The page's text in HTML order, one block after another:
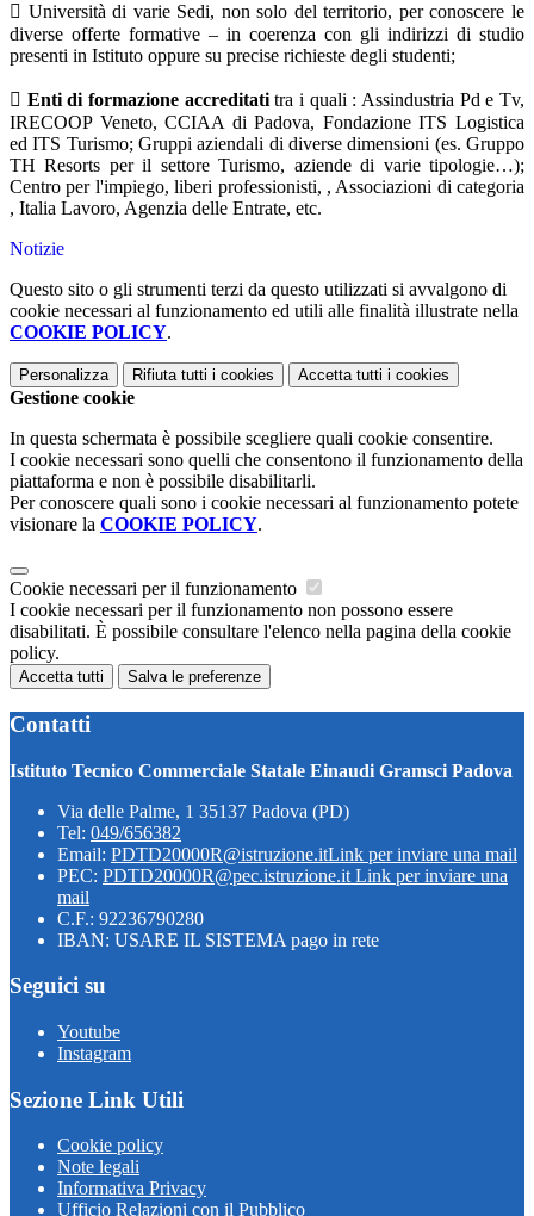
 Università di varie Sedi, non solo del territorio, per conoscere le
diverse offerte formative – in coerenza con gli indirizzi di studio
presenti in Istituto oppure su precise richieste degli studenti;
 Enti di formazione accreditatitra i quali : Assindustria Pd e Tv,
IRECOOP Veneto, CCIAA di Padova, Fondazione ITS Logistica
ed ITS Turismo; Gruppi aziendali di diverse dimensioni (es. Gruppo
TH Resorts per il settore Turismo, aziende di varie tipologie…);
Centro per l'impiego, liberi professionisti, , Associazioni di categoria
, Italia Lavoro, Agenzia delle Entrate, etc.
Notizie
Questo sito o gli strumenti terzi da questo utilizzati si avvalgono di
cookie necessari al funzionamento ed utili alle finalità illustrate nella
COOKIE POLICY.
Personalizza Rifiuta tutti i cookies Accetta tutti i cookies
Gestione cookie
In questa schermata è possibile scegliere quali cookie consentire.
I cookie necessari sono quelli che consentono il funzionamento della
piattaforma e non è possibile disabilitarli.
Per conoscere quali sono i cookie necessari al funzionamento potete
visionare la COOKIE POLICY.
Cookie necessari per il funzionamento
I cookie necessari per il funzionamento non possono essere
disabilitati. È possibile consultare l'elenco nella pagina della cookie
policy.
Accetta tutti Salva le preferenze
Contatti
Istituto Tecnico Commerciale Statale Einaudi Gramsci Padova
Via delle Palme, 1 35137 Padova (PD)
Tel: 049/656382
Email: PDTD20000R@istruzione.itLink per inviare una mail
PEC: PDTD20000R@pec.istruzione.it Link per inviare una
mail
C.F.: 92236790280
IBAN: USARE IL SISTEMA pago in rete
Seguici su
Youtube
Instagram
Sezione Link Utili
Cookie policy
Note legali
Informativa Privacy
Ufficio Relazioni con il Pubblico